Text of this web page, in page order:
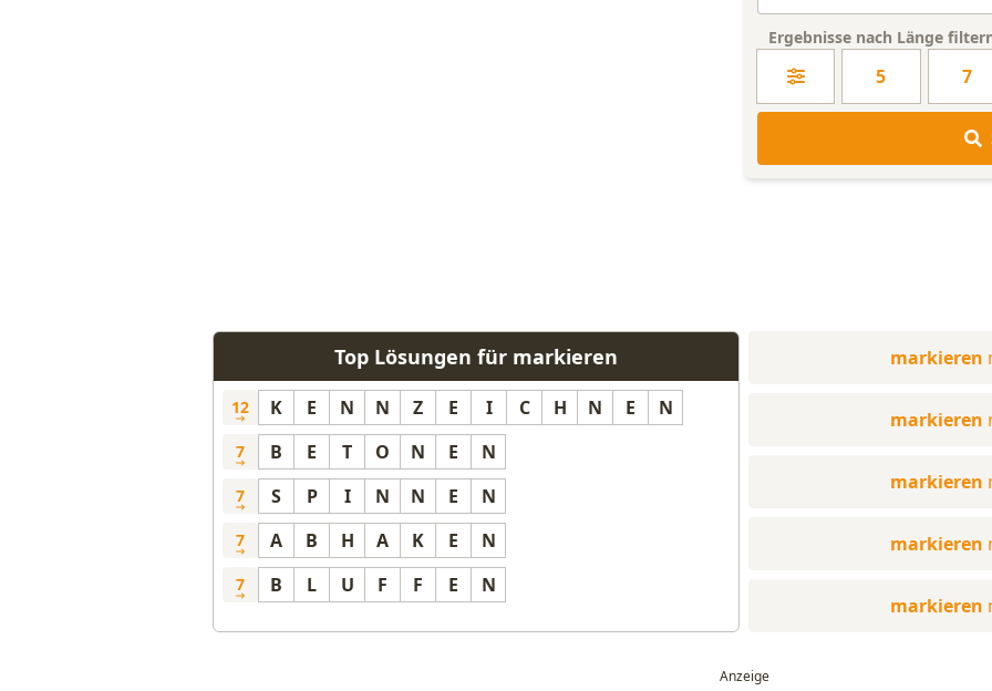
Ergebnisse nach Länge
5 7
Top Lösungen für markieren
12 K E N N Z E I C H N E N
7 B E T O N E N
7 S P I N N E N
7 A B H A K E N
7 B L U F F E N
markieren
markieren
markieren
markieren
markieren